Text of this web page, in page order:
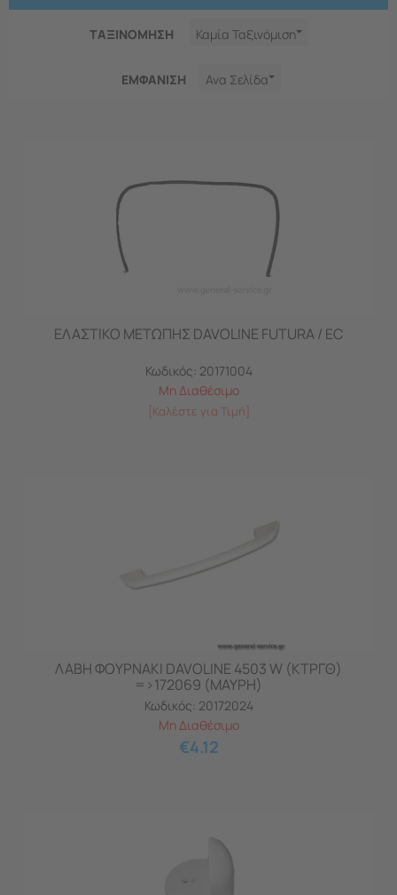
ΤΑΞΙΝΟΜΗΣΗ Καμία Ταξινόμιση
ΕΜΦΑNΙΣΗ Ανα Σελίδα
ΕΛΑΣΤΙΚΟ ΜΕΤΩΠΗΣ DAVOLINE FUTURA / EC
Κωδικός: 20171004
Μη Διαθέσιμο
[Καλέστε για Τιμή]
ΛΑΒΗ ΦΟΥΡΝAKI DAVOLINE 4503 W (ΚΤΡΓΘ)
=>172069 (ΜΑΥΡΗ)
Κωδικός: 20172024
Μη Διαθέσιμο
€4.12